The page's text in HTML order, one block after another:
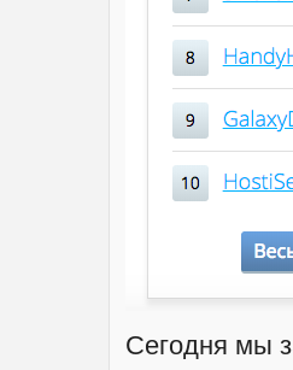
Сегодня мы